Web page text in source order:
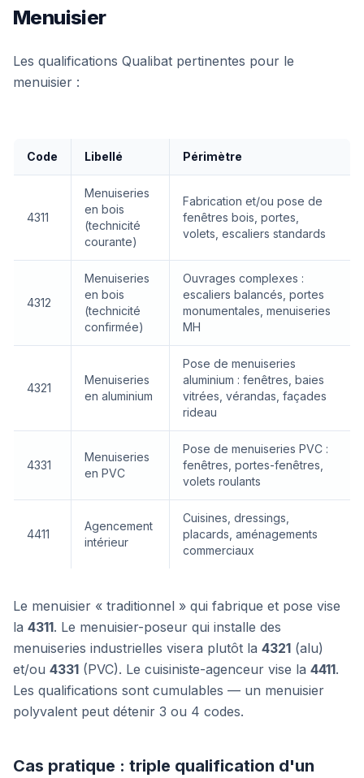
Menuisier
Les qualifications Qualibat pertinentes pour le
menuisier :
Code Libellé Périmètre
4311
Menuiseries
en bois
(technicité
courante)
Fabrication et/ou pose de
fenêtres bois, portes,
volets, escaliers standards
4312
Menuiseries
en bois
(technicité
confirmée)
Ouvrages complexes :
escaliers balancés, portes
monumentales, menuiseries
MH
4321
Menuiseries
en aluminium
Pose de menuiseries
aluminium : fenêtres, baies
vitrées, vérandas, façades
rideau
4331
Menuiseries
en PVC
Pose de menuiseries PVC :
fenêtres, portes-fenêtres,
volets roulants
4411
Agencement
intérieur
Cuisines, dressings,
placards, aménagements
commerciaux
Le menuisier « traditionnel » qui fabrique et pose vise
la 4311. Le menuisier-poseur qui installe des
menuiseries industrielles visera plutôt la 4321 (alu)
et/ou 4331 (PVC). Le cuisiniste-agenceur vise la 4411.
Les qualifications sont cumulables — un menuisier
polyvalent peut détenir 3 ou 4 codes.
Cas pratique : triple qualification d'un